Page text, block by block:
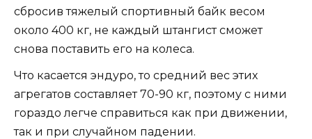
сбросив тяжелый спортивный байк весом
около 400 кг, не каждый штангист сможет
снова поставить его на колеса.
Что касается эндуро, то средний вес этих
агрегатов составляет 70-90 кг, поэтому с ними
гораздо легче справиться как при движении,
так и при случайном падении.